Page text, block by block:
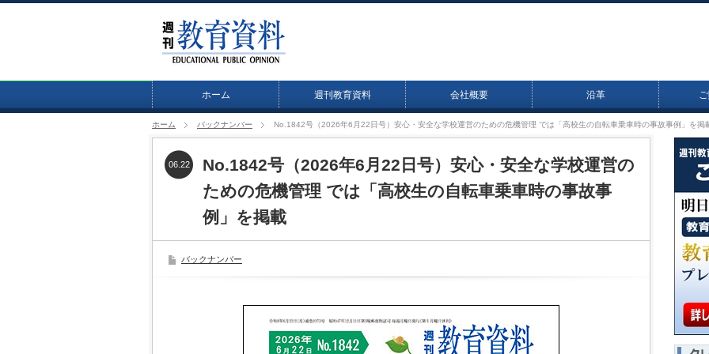
ホーム 週刊教育資料 会社概要 沿革
ホーム バックナンバー No.1842号（2026年6月22日号）安心・安全な学校運営のための危機管理 では「高校生の自転車乗車時の事故事例」を掲
No.1842号（2026年6月22日号）安心・安全な学校運営の
ための危機管理 では「高校生の自転車乗車時の事故事
例」を掲載
06.22
バックナンバー